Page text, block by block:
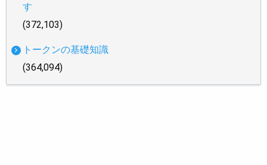
す
(372,103)
トークンの基礎知識
(364,094)